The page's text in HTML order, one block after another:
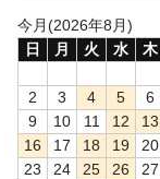
今月(2026年8月)
日
月 火 水 木
2
3 4 5 6
9
10 11 12 13
16
17 18 19 20
23
24 25 26 27